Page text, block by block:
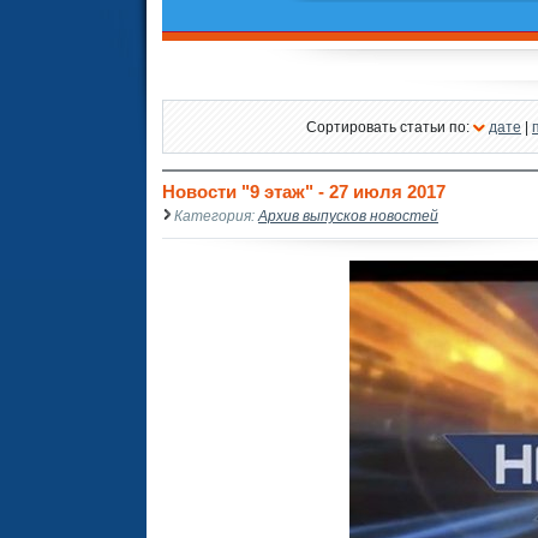
Сортировать статьи по: дате |
Новости "9 этаж" - 27 июля 2017
Категория: Архив выпусков новостей